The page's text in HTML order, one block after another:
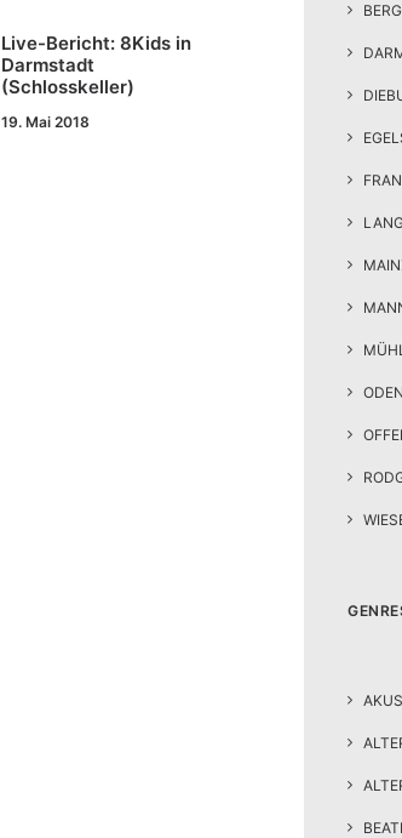
Live-Bericht: 8Kids in
Darmstadt
(Schlosskeller)
19. Mai 2018